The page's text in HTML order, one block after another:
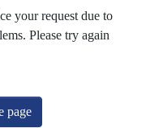
your request due to
Please try again
page